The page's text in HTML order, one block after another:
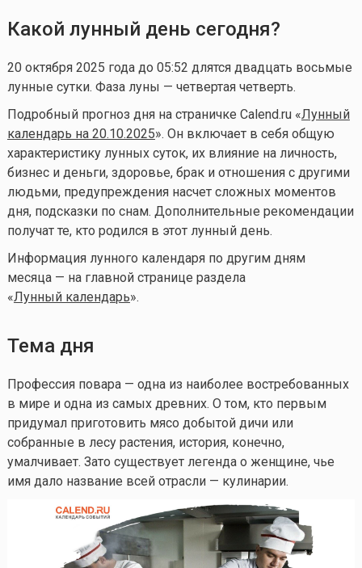
Какой лунный день сегодня?
20 октября 2025 года до 05:52 длятся двадцать восьмые
лунные сутки. Фаза луны — четвертая четверть.
Подробный прогноз дня на страничке Calend.ru «Лунный
календарь на 20.10.2025». Он включает в себя общую
характеристику лунных суток, их влияние на личность,
бизнес и деньги, здоровье, брак и отношения с другими
людьми, предупреждения насчет сложных моментов
дня, подсказки по снам. Дополнительные рекомендации
получат те, кто родился в этот лунный день.
Информация лунного календаря по другим дням
месяца — на главной странице раздела
«Лунный календарь».
Тема дня
Профессия повара — одна из наиболее востребованных
в мире и одна из самых древних. О том, кто первым
придумал приготовить мясо добытой дичи или
собранные в лесу растения, история, конечно,
умалчивает. Зато существует легенда о женщине, чье
имя дало название всей отрасли — кулинарии.